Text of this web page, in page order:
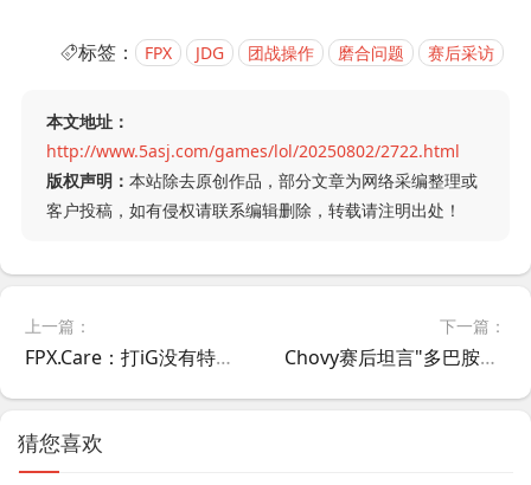
标签： FPX JDG 团战操作 磨合问题 赛后采访
本文地址：
http://www.5asj.com/games/lol/20250802/2722.html
版权声明： 本站除去原创作品，部分文章为网络采编整理或
客户投稿，如有侵权请联系编辑删除，转载请注明出处！
上一篇：
FPX.Care：打iG没有特别的准备，对线Rookie没打好
下一篇：
Chovy赛后坦言"多巴胺不足"！GEN零封KT却自曝：团战全靠站位调整
猜您喜欢